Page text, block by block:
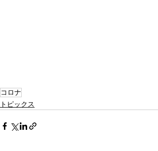
コロナ
トピックス